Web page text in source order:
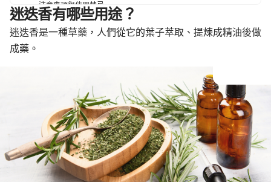
注意事項與使用禁忌
使用迷迭香的潛在副作用
使用迷迭香的潛在交互作用
迷迭香有哪些用途？
迷迭香是一種草藥，人們從它的葉子萃取、提煉成精油後做
成藥。